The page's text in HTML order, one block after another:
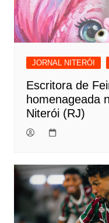
JORNAL NITERÓI
Escritora de
homenageada
Niterói (RJ)